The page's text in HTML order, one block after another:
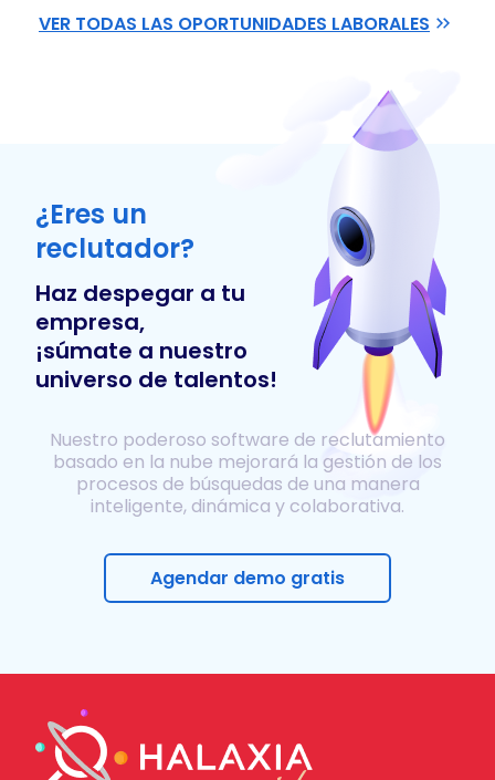
VER TODAS LAS OPORTUNIDADES LABORALES
¿Eres un
reclutador?
Haz despegar a tu
empresa,
¡súmate a nuestro
universo de talentos!
Nuestro poderoso software de reclutamiento
basado en la nube mejorará la gestión de los
procesos de búsquedas de una manera
inteligente, dinámica y colaborativa.
Agendar demo gratis